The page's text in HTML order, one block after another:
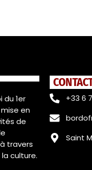
du 1er
en
de
travers
culture.
+33 6
Saint